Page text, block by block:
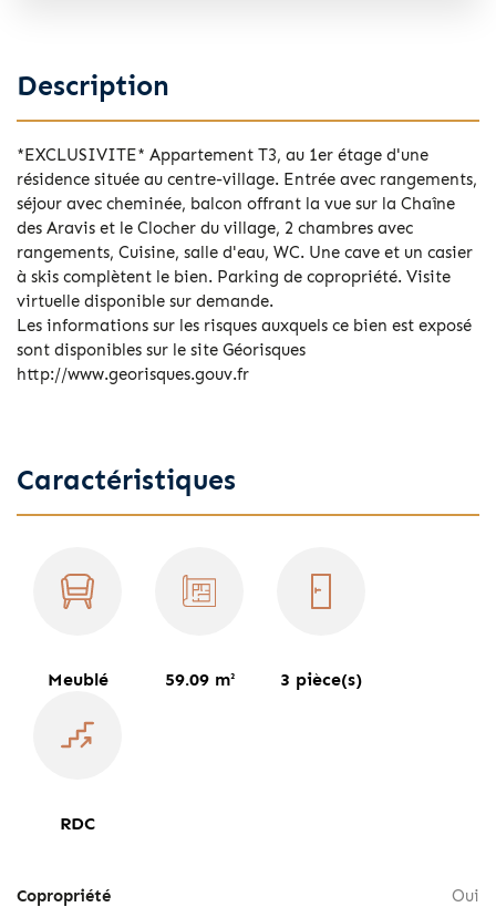
Description
*EXCLUSIVITE* Appartement T3, au 1er étage d'une
résidence située au centre-village. Entrée avec rangements,
séjour avec cheminée, balcon offrant la vue sur la Chaîne
des Aravis et le Clocher du village, 2 chambres avec
rangements, Cuisine, salle d'eau, WC. Une cave et un casier
à skis complètent le bien. Parking de copropriété. Visite
virtuelle disponible sur demande.
Les informations sur les risques auxquels ce bien est exposé
sont disponibles sur le site Géorisques
http://www.georisques.gouv.fr
Caractéristiques
Meublé 59.09 m² 3 pièce(s)
RDC
Copropriété Oui